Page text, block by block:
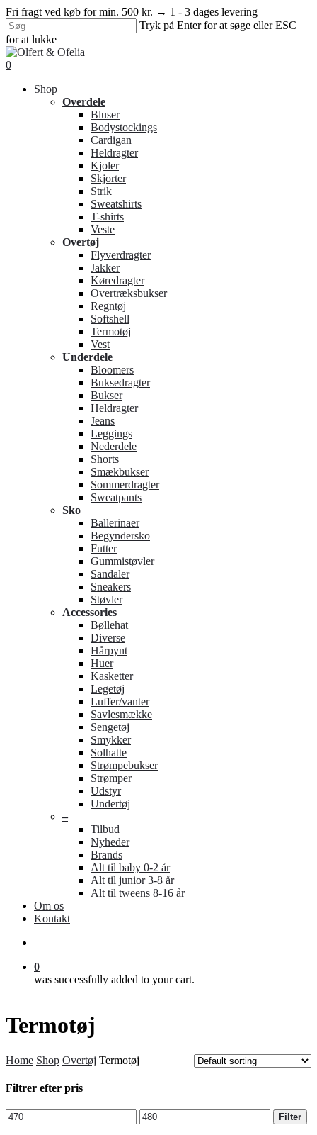
Skip
to
main
content
Fri fragt ved køb for min. 500 kr. → 1 - 3 dages levering
Tryk på Enter for at søge eller ESC
for at lukke
Close
Search
search
0
Shop
Overdele
Bluser
Bodystockings
Cardigan
Heldragter
Kjoler
Skjorter
Strik
Sweatshirts
T-shirts
Veste
Overtøj
Flyverdragter
Jakker
Køredragter
Overtræksbukser
Regntøj
Softshell
Termotøj
Vest
Underdele
Bloomers
Buksedragter
Bukser
Heldragter
Jeans
Leggings
Nederdele
Shorts
Smækbukser
Sommerdragter
Sweatpants
Sko
Ballerinaer
Begyndersko
Futter
Gummistøvler
Sandaler
Sneakers
Støvler
Accessories
Bøllehat
Diverse
Hårpynt
Huer
Kasketter
Legetøj
Luffer/vanter
Savlesmække
Sengetøj
Smykker
Solhatte
Strømpebukser
Strømper
Udstyr
Undertøj
–
Tilbud
Nyheder
Brands
Alt til baby 0-2 år
Alt til junior 3-8 år
Alt til tweens 8-16 år
Om os
Kontakt
0
was successfully added to your cart.
Termotøj
Home Shop Overtøj Termotøj
Filtrer efter pris
Min
price
Max
price
Filter